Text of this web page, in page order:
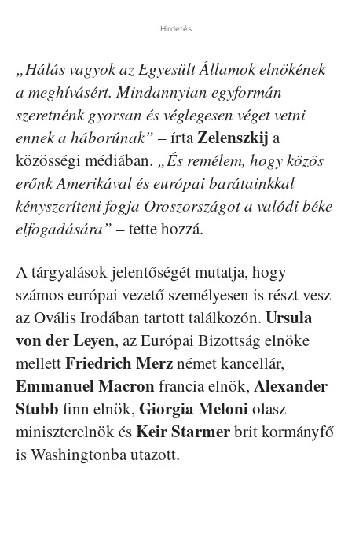
Hirdetés
„Hálás vagyok az Egyesült Államok elnökének
a meghívásért. Mindannyian egyformán
szeretnénk gyorsan és véglegesen véget vetni
ennek a háborúnak” – írtaZelenszkij a
közösségi médiában. „És remélem, hogy közös
erőnk Amerikával és európai barátainkkal
kényszeríteni fogja Oroszországot a valódi béke
elfogadására” – tette hozzá.
A tárgyalások jelentőségét mutatja, hogy
számos európai vezető személyesen is részt vesz
az Ovális Irodában tartott találkozón. Ursula
von der Leyen, az Európai Bizottság elnöke
mellettFriedrich Merznémet kancellár,
Emmanuel Macronfrancia elnök, Alexander
Stubb finn elnök, Giorgia Meloniolasz
miniszterelnök ésKeir Starmerbrit kormányfő
is Washingtonba utazott.